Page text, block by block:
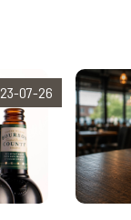
23-07-26